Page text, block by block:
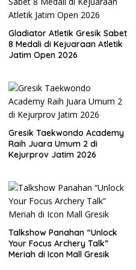
Gladiator Atletik Gresik Sabet
8 Medali di Kejuaraan Atletik
Jatim Open 2026
Gresik Taekwondo Academy
Raih Juara Umum 2 di
Kejurprov Jatim 2026
Talkshow Panahan “Unlock
Your Focus Archery Talk”
Meriah di Icon Mall Gresik